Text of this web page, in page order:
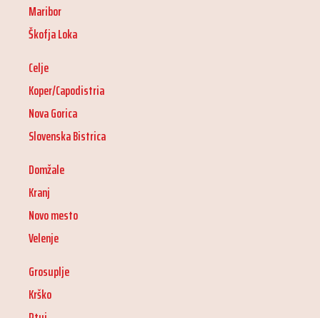
Maribor
Škofja Loka
Celje
Koper/Capodistria
Nova Gorica
Slovenska Bistrica
Domžale
Kranj
Novo mesto
Velenje
Grosuplje
Krško